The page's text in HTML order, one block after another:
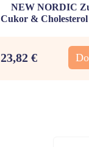
NEW NORDIC
Cukor & Cholesterol
23,82 €